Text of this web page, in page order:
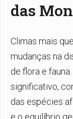
das
Climas mais
mudanças na
de flora e
significativo,
das espécies
e o equilíbrio